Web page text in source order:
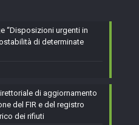
“Disposizioni urgenti in
di determinate
di aggiornamento
del FIR e del registro
dei rifiuti